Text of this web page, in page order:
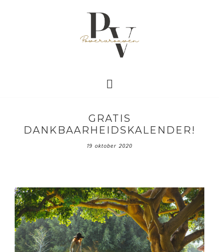
GRATIS
DANKBAARHEIDSKALENDER!
19 oktober 2020